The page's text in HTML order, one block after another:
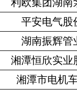
利欧集团湖南
平安电气股
湖南振辉管
湘潭恒欣实业
湘潭市电机